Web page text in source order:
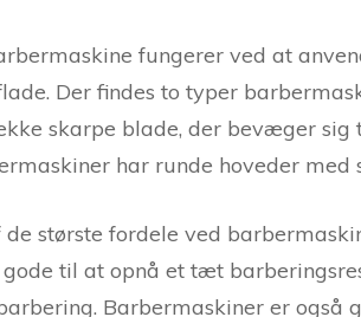
fungerer ved at
Der findes to typer
skarpe blade, der bevæger sig
har runde hoveder
de største fordele ved
gode til at opnå et tæt
Barbermaskiner er også